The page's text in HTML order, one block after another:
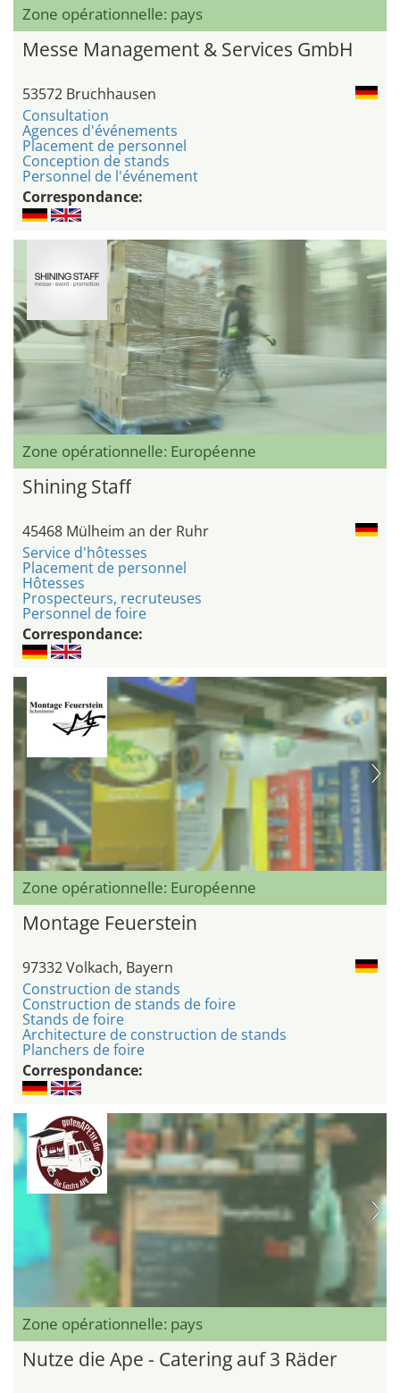
Zone opérationnelle: pays
Messe Management & Services GmbH
53572 Bruchhausen
Consultation
Agences d'événements
Placement de personnel
Conception de stands
Personnel de l'événement
Correspondance:
Zone opérationnelle: Européenne
Shining Staff
45468 Mülheim an der Ruhr
Service d'hôtesses
Placement de personnel
Hôtesses
Prospecteurs, recruteuses
Personnel de foire
Correspondance:
Zone opérationnelle: Européenne
Montage Feuerstein
97332 Volkach, Bayern
Construction de stands
Construction de stands de foire
Stands de foire
Architecture de construction de stands
Planchers de foire
Correspondance:
Zone opérationnelle: pays
Nutze die Ape - Catering auf 3 Räder